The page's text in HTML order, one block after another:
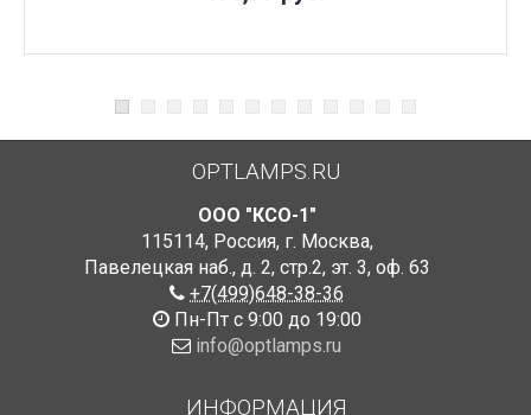
OPTLAMPS.RU
ООО "КСО-1"
115114, Россия, г. Москва,
Павелецкая наб., д. 2, стр.2, эт. 3, оф. 63
+7(499)648-38-36
Пн-Пт с 9:00 до 19:00
info@optlamps.ru
ИНФОРМАЦИЯ